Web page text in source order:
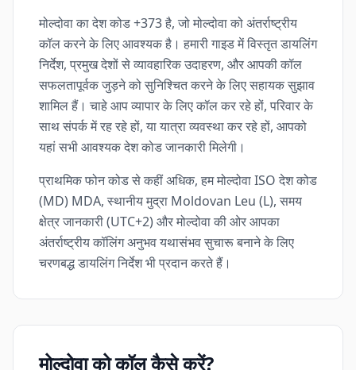
मोल्दोवा का देश कोड +373 है, जो मोल्दोवा को अंतर्राष्ट्रीय
कॉल करने के लिए आवश्यक है। हमारी गाइड में विस्तृत डायलिंग
निर्देश, प्रमुख देशों से व्यावहारिक उदाहरण, और आपकी कॉल
सफलतापूर्वक जुड़ने को सुनिश्चित करने के लिए सहायक सुझाव
शामिल हैं। चाहे आप व्यापार के लिए कॉल कर रहे हों, परिवार के
साथ संपर्क में रह रहे हों, या यात्रा व्यवस्था कर रहे हों, आपको
यहां सभी आवश्यक देश कोड जानकारी मिलेगी।
प्राथमिक फोन कोड से कहीं अधिक, हम मोल्दोवा ISO देश कोड
(MD) MDA, स्थानीय मुद्रा Moldovan Leu (L), समय
क्षेत्र जानकारी (UTC+2) और मोल्दोवा की ओर आपका
अंतर्राष्ट्रीय कॉलिंग अनुभव यथासंभव सुचारू बनाने के लिए
चरणबद्ध डायलिंग निर्देश भी प्रदान करते हैं।
मोल्दोवा को कॉल कैसे करें?